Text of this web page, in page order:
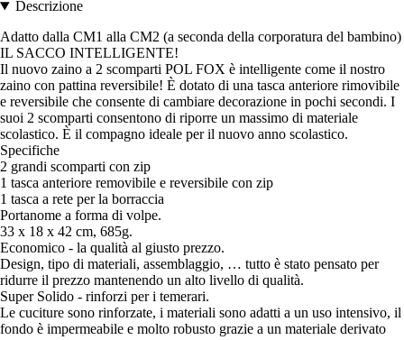
Descrizione
Adatto dalla CM1 alla CM2 (a seconda della corporatura del bambino)
IL SACCO INTELLIGENTE!
Il nuovo zaino a 2 scomparti POL FOX è intelligente come il nostro
zaino con pattina reversibile! È dotato di una tasca anteriore rimovibile
e reversibile che consente di cambiare decorazione in pochi secondi. I
suoi 2 scomparti consentono di riporre un massimo di materiale
scolastico. È il compagno ideale per il nuovo anno scolastico.
Specifiche
2 grandi scomparti con zip
1 tasca anteriore removibile e reversibile con zip
1 tasca a rete per la borraccia
Portanome a forma di volpe.
33 x 18 x 42 cm, 685g.
Economico - la qualità al giusto prezzo.
Design, tipo di materiali, assemblaggio, … tutto è stato pensato per
ridurre il prezzo mantenendo un alto livello di qualità.
Super Solido - rinforzi per i temerari.
Le cuciture sono rinforzate, i materiali sono adatti a un uso intensivo, il
fondo è impermeabile e molto robusto grazie a un materiale derivato